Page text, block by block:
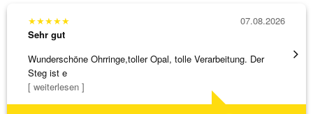
★★★★★
Sehr gut
Wunderschöne Ohrringe,toller Opal, tolle Verarbeitung. Der
Steg ist e
[ weiterlesen ]
07.08.2026